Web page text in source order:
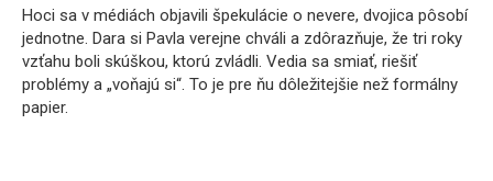
Hoci sa v médiách objavili špekulácie o nevere, dvojica pôsobí
jednotne. Dara si Pavla verejne chváli a zdôrazňuje, že tri roky
vzťahu boli skúškou, ktorú zvládli. Vedia sa smiať, riešiť
problémy a „voňajú si“. To je pre ňu dôležitejšie než formálny
papier.